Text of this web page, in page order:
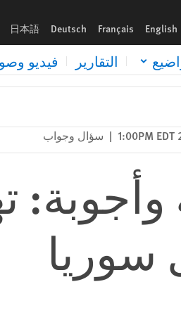
English
Français
Deutsch
日本語
التقارير فيديو
| سؤال وجواب
وأجوبة: